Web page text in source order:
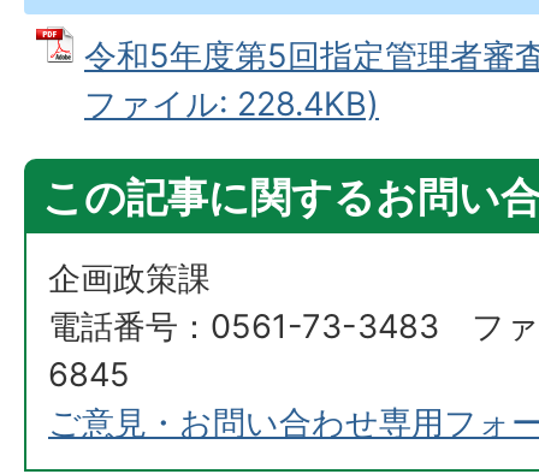
令和5年度第5回指定管理者審
ファイル: 228.4KB)
この記事に関するお問い
企画政策課
電話番号：0561-73-3483 フ
6845
ご意見・お問い合わせ専用フォ